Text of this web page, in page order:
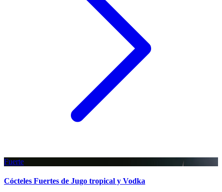
Fuerte
Cócteles Fuertes de Jugo tropical y Vodka